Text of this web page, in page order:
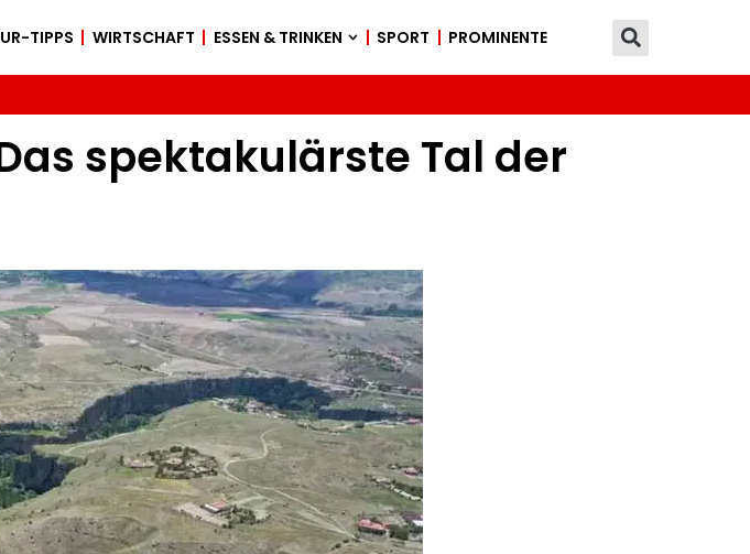
TIPPS WIRTSCHAFT ESSEN & TRINKEN SPORT PROMINENTE
spektakulärste Tal der